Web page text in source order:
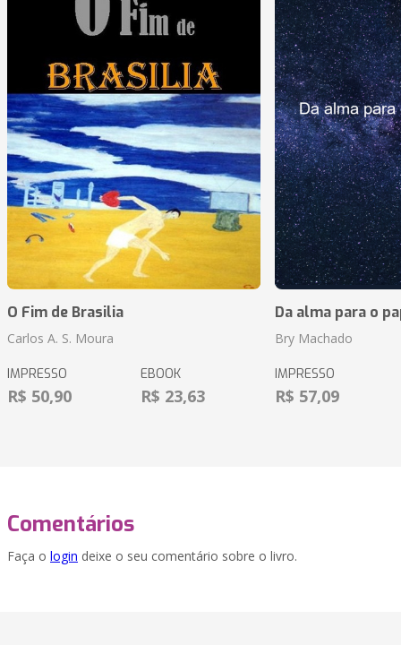
O Fim de Brasilia
Carlos A. S. Moura
IMPRESSO
R$ 50,90
EBOOK
R$ 23,63
Da alma para o
Bry Machado
IMPRESSO
R$ 57,09
Comentários
Faça o login deixe o seu comentário sobre o livro.